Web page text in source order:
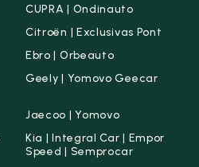
CUPRA | Ondinauto
Citroën | Exclusivas Pont
Ebro | Orbeauto
Geely | Yomovo Geecar
Jaecoo | Yomovo
Kia | Integral Car | Empor
Speed | Semprocar